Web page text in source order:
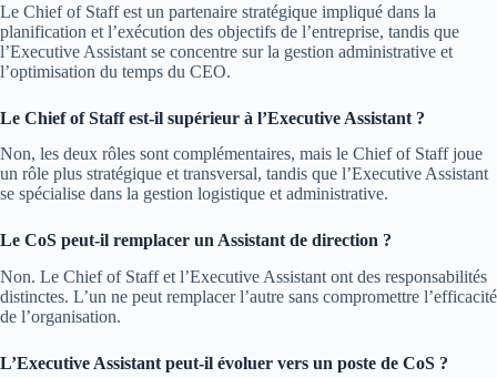
Le Chief of Staff est un partenaire stratégique impliqué dans la
planification et l’exécution des objectifs de l’entreprise, tandis que
l’Executive Assistant se concentre sur la gestion administrative et
l’optimisation du temps du CEO.
Le Chief of Staff est-il supérieur à l’Executive Assistant ?
Non, les deux rôles sont complémentaires, mais le Chief of Staff joue
un rôle plus stratégique et transversal, tandis que l’Executive Assistant
se spécialise dans la gestion logistique et administrative.
Le CoS peut-il remplacer un Assistant de direction ?
Non. Le Chief of Staff et l’Executive Assistant ont des responsabilités
distinctes. L’un ne peut remplacer l’autre sans compromettre l’efficacité
de l’organisation.
L’Executive Assistant peut-il évoluer vers un poste de CoS ?